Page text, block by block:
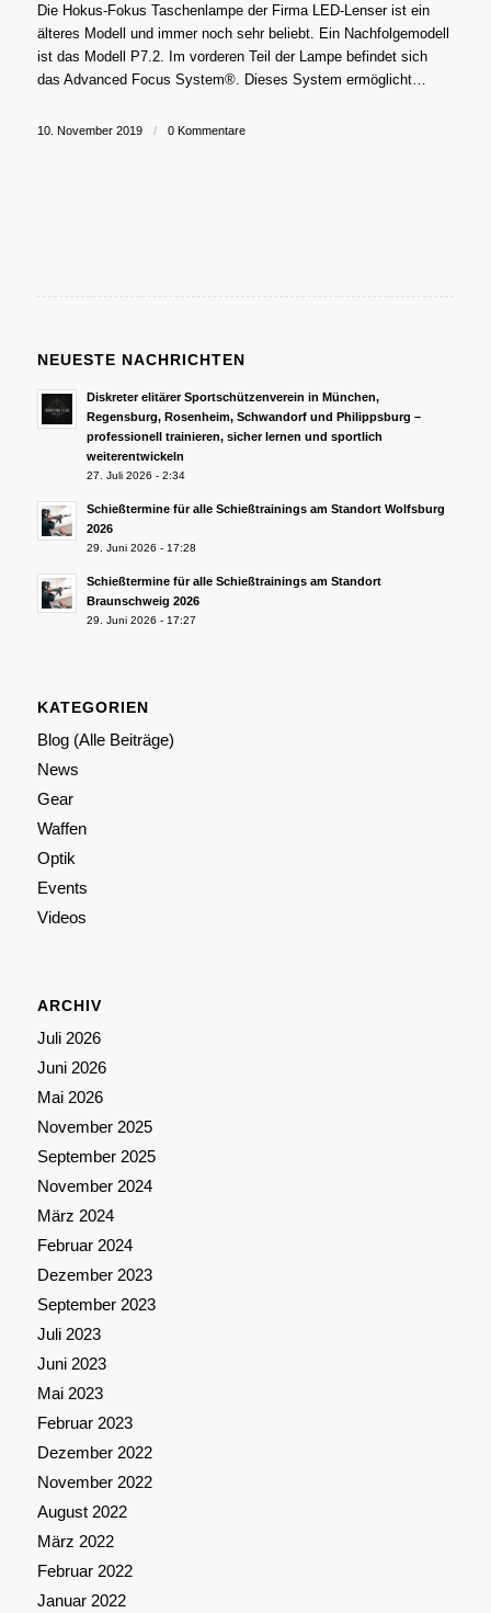
Die Hokus-Fokus Taschenlampe der Firma LED-Lenser ist ein
älteres Modell und immer noch sehr beliebt. Ein Nachfolgemodell
ist das Modell P7.2. Im vorderen Teil der Lampe befindet sich
das Advanced Focus System®. Dieses System ermöglicht…
10. November 2019 / 0 Kommentare
NEUESTE NACHRICHTEN
Diskreter elitärer Sportschützenverein in München,
Regensburg, Rosenheim, Schwandorf und Philippsburg –
professionell trainieren, sicher lernen und sportlich
weiterentwickeln
27. Juli 2026 - 2:34
Schießtermine für alle Schießtrainings am Standort Wolfsburg
2026
29. Juni 2026 - 17:28
Schießtermine für alle Schießtrainings am Standort
Braunschweig 2026
29. Juni 2026 - 17:27
KATEGORIEN
Blog (Alle Beiträge)
News
Gear
Waffen
Optik
Events
Videos
ARCHIV
Juli 2026
Juni 2026
Mai 2026
November 2025
September 2025
November 2024
März 2024
Februar 2024
Dezember 2023
September 2023
Juli 2023
Juni 2023
Mai 2023
Februar 2023
Dezember 2022
November 2022
August 2022
März 2022
Februar 2022
Januar 2022